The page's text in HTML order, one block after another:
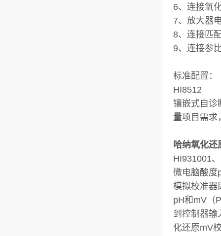
6、连接氧
7、放大器
8、连接匹
9、连接参
标准配置：
HI8512
镶嵌式自诊
量项目需求
哈纳氧化还
HI931001
微电脑酸度
模拟校准器
pH和mV（
到控制器输
化还原mV